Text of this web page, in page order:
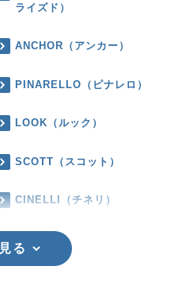
ライズド）
ANCHOR（アンカー）
PINARELLO（ピナレロ）
LOOK（ルック）
SCOTT（スコット）
CINELLI（チネリ）
る